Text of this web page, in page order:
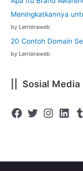
Meningkatkannya
by Lenteraweb
20 Contoh Domain
by Lenteraweb
|| Sosial Media